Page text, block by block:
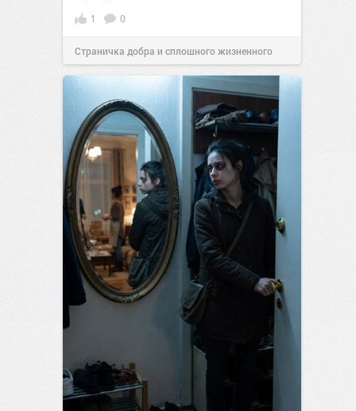
1 0
Страничка добра и сплошного жизненного
позитива! 00:28 07 авг 2026